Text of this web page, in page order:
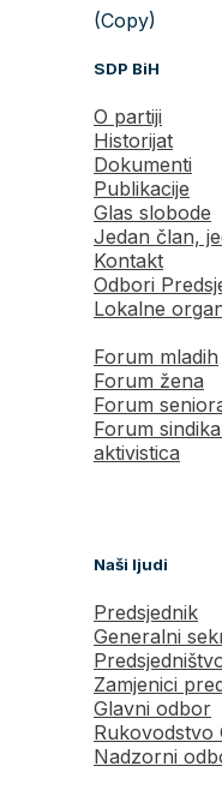
(Copy)
SDP BiH
O partiji
Historijat
Dokumenti
Publikacije
Glas slobode
Jedan član,
Kontakt
Odbori
Lokalne
Forum mladih
Forum žena
Forum
Forum
aktivistica
Naši ljudi
Predsjednik
Generalni
Zamjenici
Glavni odbor
Rukovodstvo
Nadzorni